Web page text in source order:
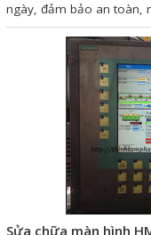
ngày, đảm bảo an toàn,
Sửa chữa màn hình
Lập trình hệ thống
Crack password
Crack password
Lấy Chương Trình
Thông tin hữu ích
Hình ảnh sửa chữa